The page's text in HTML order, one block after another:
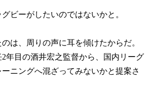
ビーがしたいのではないかと。
は、周りの声に耳を傾けたからだ。
年目の酒井宏之監督から、国内リーグ
ニングへ混ざってみないかと提案さ